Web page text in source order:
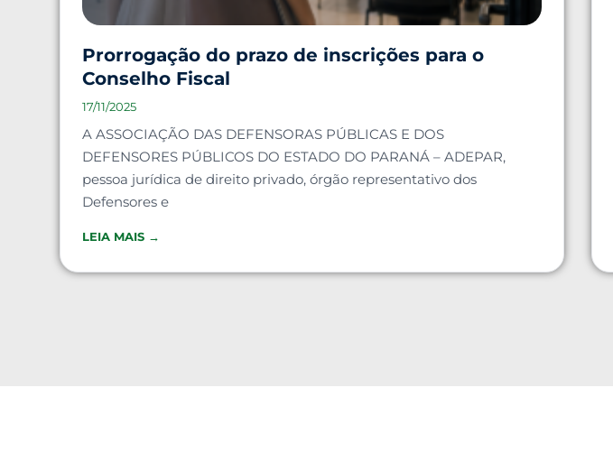
Prorrogação do prazo de inscrições para o
Conselho Fiscal
17/11/2025
A ASSOCIAÇÃO DAS DEFENSORAS PÚBLICAS E DOS
DEFENSORES PÚBLICOS DO ESTADO DO PARANÁ – ADEPAR,
pessoa jurídica de direito privado, órgão representativo dos
Defensores e
LEIA MAIS →